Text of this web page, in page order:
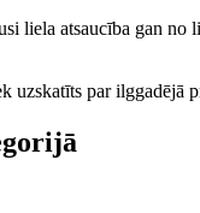
liela atsaucība gan no
uzskatīts par ilggadējā